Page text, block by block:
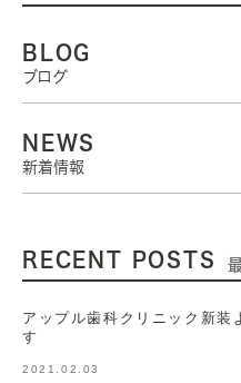
BLOG
ブログ
NEWS
新着情報
RECENT POSTS
アップル歯科クリニック新
す
2021.02.03